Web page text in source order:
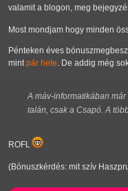
valamit a blogon, meg
Most mondjam hogy minden
Pénteken éves
mintpár hete. De addig még
A máv-informatikában
talán, csak a Csapó. A
ROFL
(Bónuszkérdés: mit szív